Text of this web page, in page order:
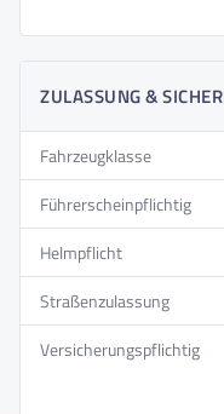
Geschwindigkeit
Motor
Nennleistung
Peakleistung
Batteriespannung
Akkutyp
Akkukapazität
ZULASSUNG &
Fahrzeugklasse
Führerscheinpflichtig
Helmpflicht
Straßenzulassung
Versicherungspflichtig